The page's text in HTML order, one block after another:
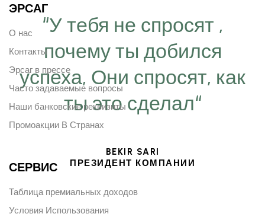
“У тебя не спросят ,
почему ты добился
успеха, Они спросят, как
ты это сделал“
BEKIR SARI
ПРЕЗИДЕНТ КОМПАНИИ
ЭРСАГ
О нас
Контакты
Эрсаг в прессе
Часто задаваемые вопросы
Наши банковские реквизиты
Промоакции В Странах
СЕРВИС
Таблица премиальных доходов
Условия Использования